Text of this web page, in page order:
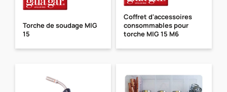
Torche de soudage MIG
15
Coffret d'accessoires
consommables pour
torche MIG 15 M6